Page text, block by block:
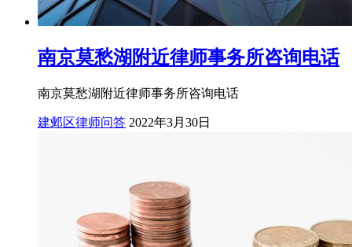
南京莫愁湖附近律师事务所咨询电话
南京莫愁湖附近律师事务所咨询电话
建邺区律师问答 2022年3月30日